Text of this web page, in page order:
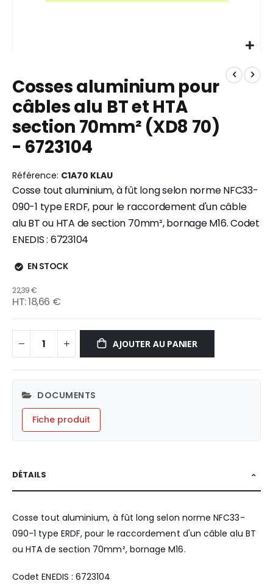
the
beginning
of
the
images
gallery
Cosses aluminium pour
câbles alu BT et HTA
section 70mm² (XD8 70)
- 6723104
Référence C1A70 KLAU
Cosse tout aluminium, à fût long selon norme NFC33-
090-1 type ERDF, pour le raccordement d'un câble
alu BT ou HTA de section 70mm², bornage M16. Codet
ENEDIS : 6723104
EN STOCK
22,39 €
18,66 €
AJOUTER AU PANIER
DOCUMENTS
Fiche produit
DÉTAILS
Cosse tout aluminium, à fût long selon norme NFC33-
090-1 type ERDF, pour le raccordement d'un câble alu BT
ou HTA de section 70mm², bornage M16.
Codet ENEDIS : 6723104